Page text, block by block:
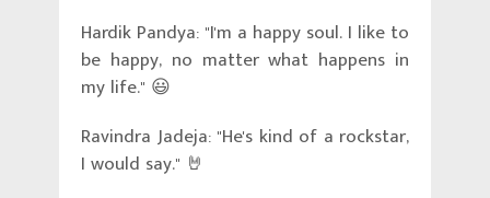
Hardik Pandya: "I'm a happy soul. I like to
be happy, no matter what happens in
my life." 😃
Ravindra Jadeja: "He's kind of a rockstar,
I would say." 🤘